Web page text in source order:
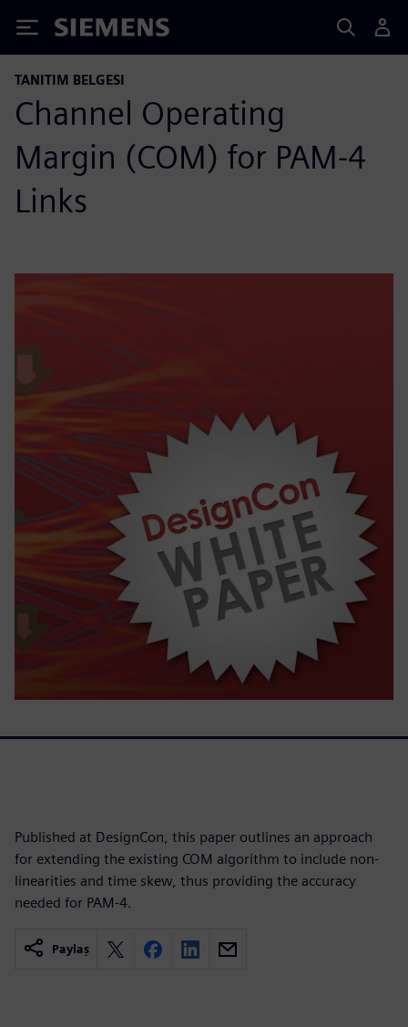
Siemens
TANITIM BELGESI
Channel Operating
Margin (COM) for PAM-4
Links
Published at DesignCon, this paper outlines an approach
for extending the existing COM algorithm to include non-
linearities and time skew, thus providing the accuracy
needed for PAM-4.
Paylaş